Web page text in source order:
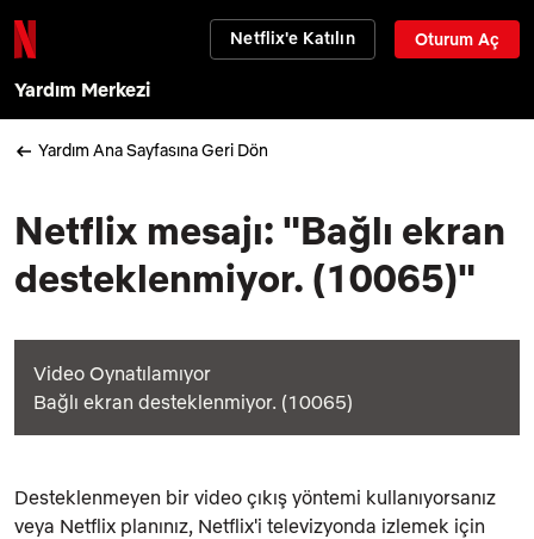
Netflix'e Katılın Oturum Aç
Yardım Merkezi
Yardım Ana Sayfasına Geri Dön
Netflix mesajı: "Bağlı ekran
desteklenmiyor. (10065)"
Video Oynatılamıyor
Bağlı ekran desteklenmiyor. (10065)
Desteklenmeyen bir video çıkış yöntemi kullanıyorsanız
veya Netflix planınız, Netflix'i televizyonda izlemek için